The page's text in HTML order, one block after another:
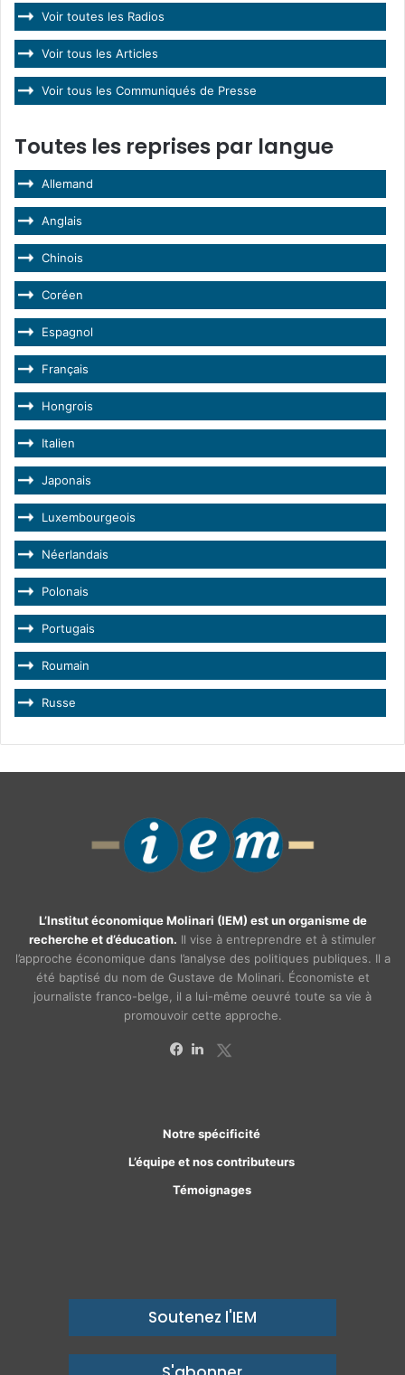
Voir toutes les Radios
Voir tous les Articles
Voir tous les Communiqués de Presse
Toutes les reprises par langue
Allemand
Anglais
Chinois
Coréen
Espagnol
Français
Hongrois
Italien
Japonais
Luxembourgeois
Néerlandais
Polonais
Portugais
Roumain
Russe
L’Institut économique Molinari (IEM) est un organisme de
recherche et d’éducation. Il vise à entreprendre et à stimuler
l’approche économique dans l’analyse des politiques publiques. Il a
été baptisé du nom de Gustave de Molinari. Économiste et
journaliste franco-belge, il a lui-même oeuvré toute sa vie à
promouvoir cette approche.
Notre spécificité
L’équipe et nos contributeurs
Témoignages
Soutenez l'IEM